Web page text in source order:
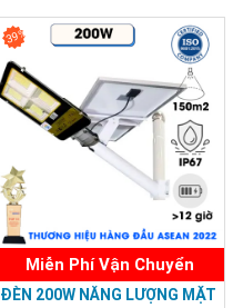
39%
Miễn Phí Vận Chuyển
ĐÈN 200W NĂNG LƯỢNG MẶT